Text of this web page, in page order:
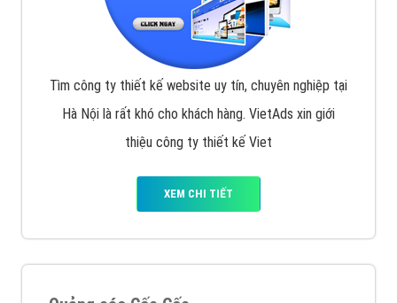
Tìm công ty thiết kế website uy tín, chuyên nghiệp tại
Hà Nội là rất khó cho khách hàng. VietAds xin giới
thiệu công ty thiết kế Viet
XEM CHI TIẾT